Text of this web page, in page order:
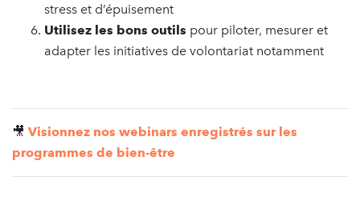
stress et d’épuisement
Utilisez les bons outils pour piloter, mesurer et
adapter les initiatives de volontariat notamment
🎥 Visionnez nos webinars enregistrés sur les
programmes de bien-être